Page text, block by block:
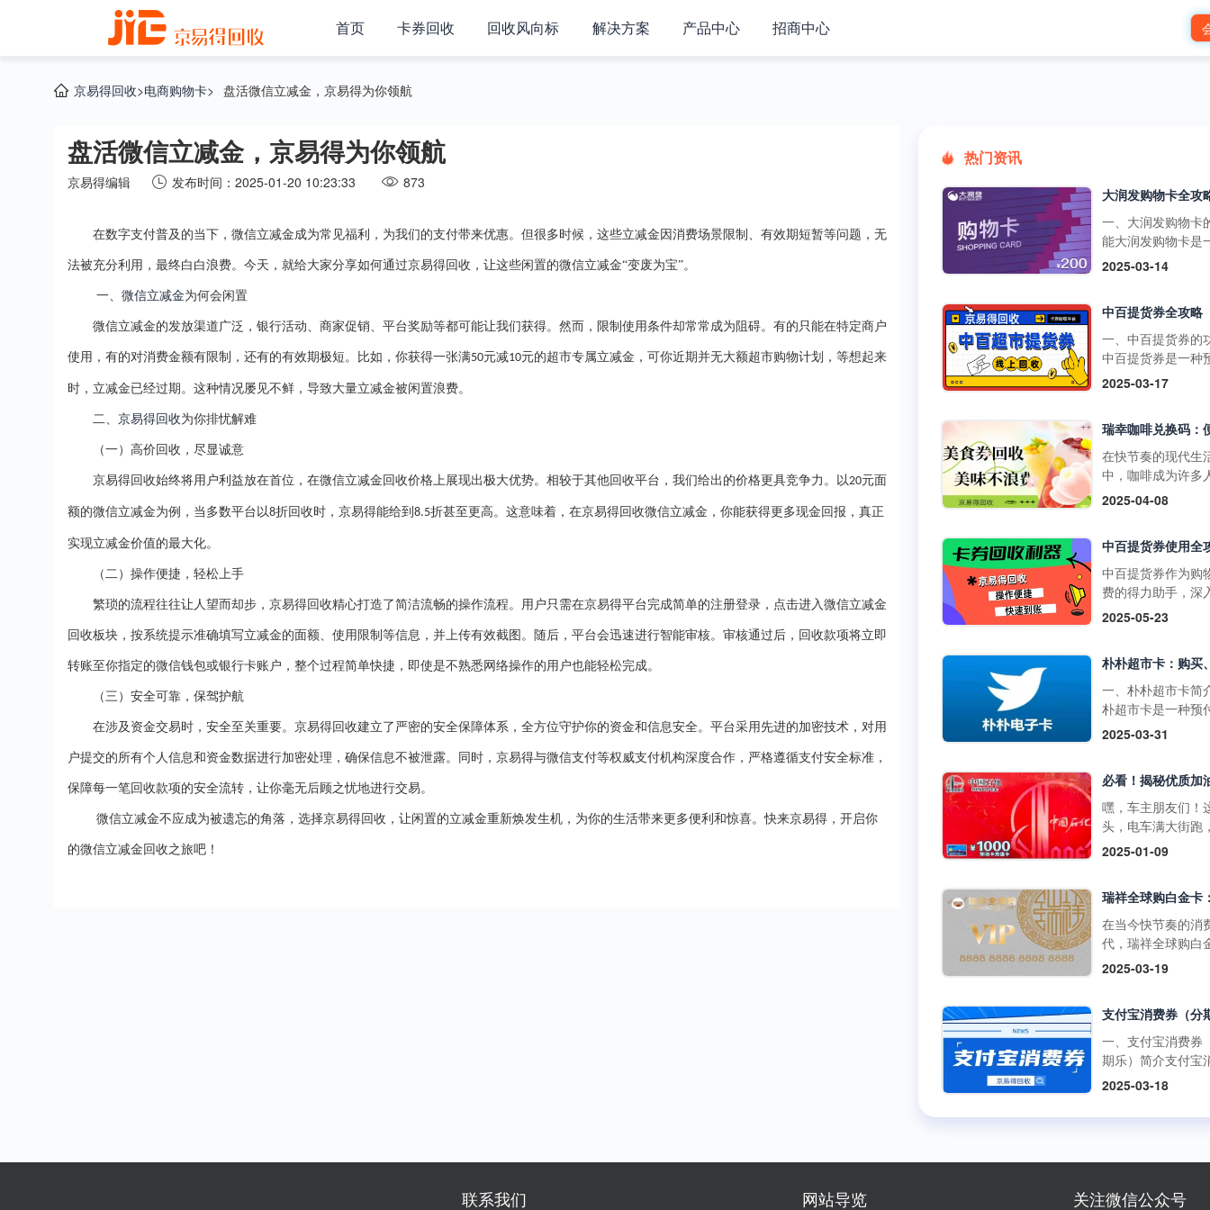
首页 卡券回收 回收风向标 解决方案 产品中心 招商中心
京易得回收>电商购物卡> 盘活微信立减金，京易得为你领航
盘活微信立减金，京易得为你领航
京易得编辑 发布时间：2025-01-20 10:23:33 873
在数字支付普及的当下，微信立减金成为常见福利，为我们的支付带来优惠。但很多时候，这些立减金因消费场景限制、有效期短暂等问题，无
法被充分利用，最终白白浪费。今天，就给大家分享如何通过京易得回收，让这些闲置的微信立减金“变废为宝”。
一、 微信立减金为何会闲置
微信立减金的发放渠道广泛，银行活动、商家促销、平台奖励等都可能让我们获得。然而，限制使用条件却常常成为阻碍。有的只能在特定商户
使用，有的对消费金额有限制，还有的有效期极短。比如，你获得一张满50元减10元的超市专属立减金，可你近期并无大额超市购物计划，等想起来
时，立减金已经过期。这种情况屡见不鲜，导致大量立减金被闲置浪费。
二、 京易得回收为你排忧解难
（一）高价回收，尽显诚意
京易得回收始终将用户利益放在首位，在微信立减金回收价格上展现出极大优势。相较于其他回收平台，我们给出的价格更具竞争力。以20元面
额的微信立减金为例，当多数平台以8折回收时，京易得能给到 8.5折甚至更高。这意味着，在京易得回收微信立减金，你能获得更多现金回报，真正
实现立减金价值的最大化。
（二）操作便捷，轻松上手
繁琐的流程往往让人望而却步，京易得回收精心打造了简洁流畅的操作流程。用户只需在京易得平台完成简单的注册登录，点击进入微信立减金
回收板块，按系统提示准确填写立减金的面额、使用限制等信息，并上传有效截图。随后，平台会迅速进行智能审核。审核通过后，回收款项将立即
转账至你指定的微信钱包或银行卡账户，整个过程简单快捷，即使是不熟悉网络操作的用户也能轻松完成。
（三）安全可靠，保驾护航
在涉及资金交易时，安全至关重要。京易得回收建立了严密的安全保障体系，全方位守护你的资金和信息安全。平台采用先进的加密技术，对用
户提交的所有个人信息和资金数据进行加密处理，确保信息不被泄露。同时，京易得与微信支付等权威支付机构深度合作，严格遵循支付安全标准，
保障每一笔回收款项的安全流转，让你毫无后顾之忧地进行交易。
微信立减金不应成为被遗忘的角落，选择京易得回收，让闲置的立减金重新焕发生机，为你的生活带来更多便利和惊喜。快来京易得，开启你
的微信立减金回收之旅吧！
热门资讯
一、大润发购物卡
能大润发购物卡是
预付卡，可在大润
品、日用品、家电
类商品。它还可以
超市的其他促销活
物更加划算。不过
草、酒类、礼品卡
值卡等特殊商品。
大润发购物卡的购
式1. 线上购买：•
发优鲜APP：下载
录后在“我的”页面
卡”，选择面值并
支付。• 第三方平
如淘宝，搜索“大
舰店或授权....
2025-03-14
中百提货券全攻略
一、中百提货券的
中百提货券是一种
式购物卡，可以在
惠。它不仅可以用
买日常商品，还可
特定活动期间享受
的获取方式1. 线上
APP参与活动，完
定任务即可获得提
券。• 在中百线上
购物满一定金额后
获赠提货券。2. 线
物满一定金额后，
线下活动，并达到
条件，即可获得提
券。三、中百提货
用：•&nb....
2025-03-17
在快节奏的现代生
中，咖啡成为许多
启活力一天或缓解
品，如经典的拿铁
爽的生椰拿铁，以
断推陈出新的季节
据了重要地位。而
活的消费凭证，为
爱好者们带来了诸
利。不过，生活中
会出现兑换码闲置
况，别担心，京易
难，让闲置兑换码
啡兑换码：获取与
丰富的获取途径官
道：瑞幸咖啡APP
序，在“优惠券”或“
卡”板块，按照指
可便捷购买兑换码
里的兑换码种类丰
面值多样，....
2025-04-08
中百提货券作为购
费的得力助手，深
解其使用方法，能
惠。 使用范围广泛
百提货券主要适用
百仓储、中百超市
无论是采购米面粮
还是挑选家居用品
人护理产品，甚至
百罗森便利店购买
食品、冰激凌等，
使用提货券轻松结
中百电器不支持提
线下门店使用人工
台：在门店购物结
后，前往人工收银
货券，收银员会通
码或手动输入相关
息，完成抵扣支付
商品金额超过提货
额，需自行支付超
额，剩....
2025-05-23
一、朴朴超市卡简
朴超市卡是一种预
卡，可在朴朴超市
不仅具有支付功能
提供多种优惠和特
如折扣、积分奖励
购买渠道1.朴朴超
访问朴朴超市官方
或通过朴朴App，
择“购物卡”或“充值
心”，完成支付后
物卡将存入您的账
朴朴超市门店的客
直接购买实体卡。
第三方平台： 在
宝、京东等....
2025-03-31
嘿，车主朋友们！
头，电车满大街跑
里的加油卡是不是
现才是正解。但市
平台五花八门，到
家靠谱又安全？别
优质加油卡回收平
平台的两大“黄金准
则” （一）高资质
通货 加油充值卡可
是小数目，少则几
多则上千，省着点
些不靠谱的三方渠
诉收了卡却没收到
2025-01-09
在当今快节奏的消
代，瑞祥全球购白
凭借其强大的功能
发放的首选。作为
专业的卡券回收平
京易得回收深知瑞
势，今天就让我们
了解一下这张备受
卡的使用范围极为
2025-03-19
一、支付宝消费券
期乐）简介支付宝
券（分期乐）是由
出的电子优惠券。
商户或平台上使用
2025-03-18
联系我们 网站导览 关注微信公众号